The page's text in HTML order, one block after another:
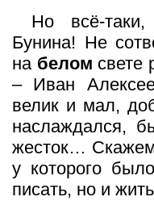
Но всё-таки,
Бунина! Не
на белом свете
– Иван
велик и мал,
наслаждался,
жесток…
у которого
писать, но и